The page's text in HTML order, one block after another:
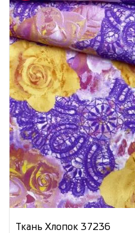
Ткань Хлопок 37236